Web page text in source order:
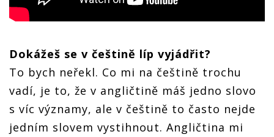
Dokážeš se v češtině líp vyjádřit?
To bych neřekl. Co mi na češtině trochu
vadí, je to, že v angličtině máš jedno slovo
s víc významy, ale v češtině to často nejde
jedním slovem vystihnout. Angličtina mi